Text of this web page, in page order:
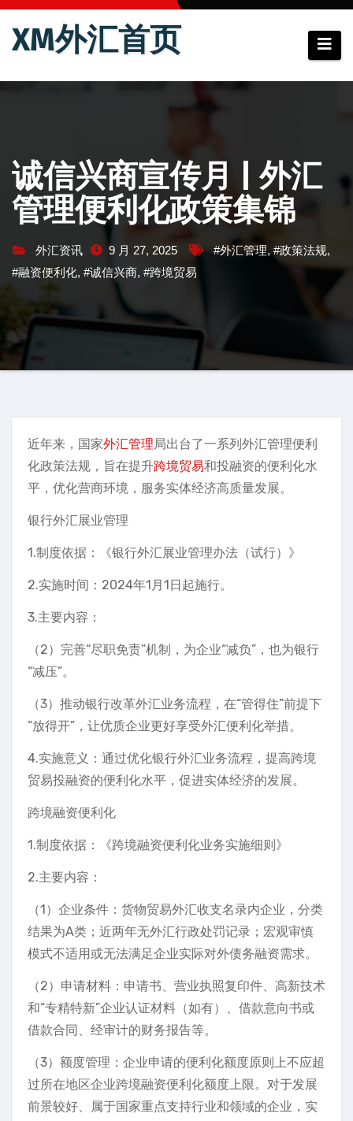
跳
XM外汇首页
诚信兴商宣传月 | 外汇
管理便利化政策集锦
外汇资讯 9 月 27, 2025 #外汇管理, #政策法规,
#融资便利化, #诚信兴商, #跨境贸易
近年来，国家外汇管理局出台了一系列外汇管理便利
化政策法规，旨在提升跨境贸易和投融资的便利化水
平，优化营商环境，服务实体经济高质量发展。
银行外汇展业管理
1.制度依据：《银行外汇展业管理办法（试行）》
2.实施时间：2024年1月1日起施行。
3.主要内容：
（2）完善“尽职免责”机制，为企业“减负”，也为银行
“减压”。
（3）推动银行改革外汇业务流程，在“管得住”前提下
“放得开”，让优质企业更好享受外汇便利化举措。
4.实施意义：通过优化银行外汇业务流程，提高跨境
贸易投融资的便利化水平，促进实体经济的发展。
跨境融资便利化
1.制度依据：《跨境融资便利化业务实施细则》
2.主要内容：
（1）企业条件：货物贸易外汇收支名录内企业，分类
结果为A类；近两年无外汇行政处罚记录；宏观审慎
模式不适用或无法满足企业实际对外债务融资需求。
（2）申请材料：申请书、营业执照复印件、高新技术
和“专精特新”企业认证材料（如有）、借款意向书或
借款合同、经审计的财务报告等。
（3）额度管理：企业申请的便利化额度原则上不应超
过所在地区企业跨境融资便利化额度上限。对于发展
前景较好、属于国家重点支持行业和领域的企业，实